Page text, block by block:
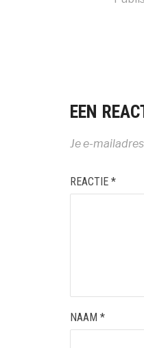
EEN
Je e-
REACTIE *
NAAM *